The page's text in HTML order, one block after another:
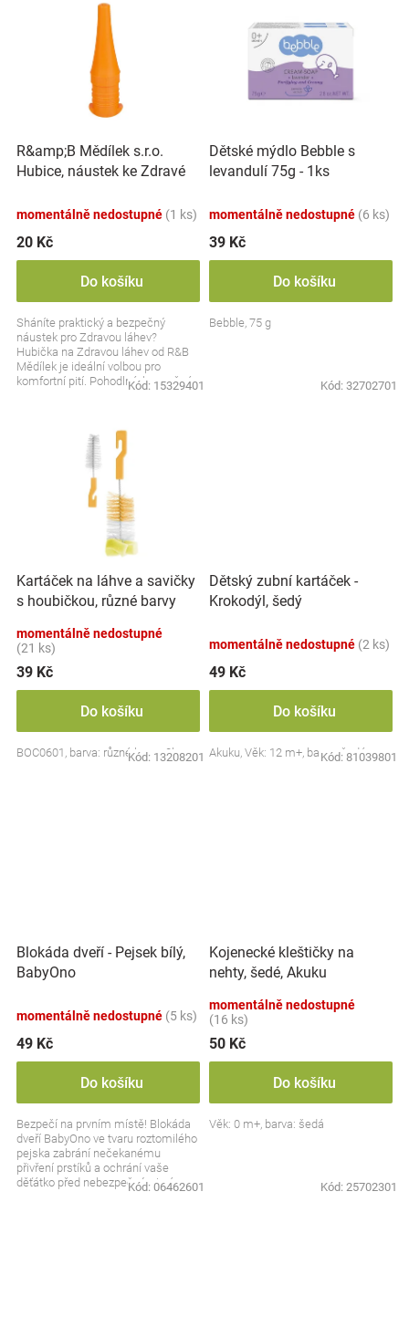
ůo
d
u
t
ů
R&amp;B Mědílek s.r.o.
Hubice, náustek ke Zdravé
momentálně nedostupné (1 ks)
20 Kč
Do košíku
Sháníte praktický a bezpečný
náustek pro Zdravou láhev?
Hubička na Zdravou láhev od R&B
Mědílek je ideální volbou pro
komfortní pití. Pohodlná, bezpečná
Kód: 15329401
Dětské mýdlo Bebble s
levandulí 75g - 1ks
momentálně nedostupné (6 ks)
39 Kč
Do košíku
Bebble, 75 g
Kód: 32702701
Kartáček na láhve a savičky
s houbičkou, různé barvy
momentálně nedostupné
(21 ks)
39 Kč
Do košíku
BOC0601, barva: různé barvy, 2ks
Kód: 13208201
Dětský zubní kartáček -
Krokodýl, šedý
momentálně nedostupné (2 ks)
49 Kč
Do košíku
Akuku, Věk: 12 m+, barva: šedá
Kód: 81039801
Blokáda dveří - Pejsek bílý,
BabyOno
momentálně nedostupné (5 ks)
49 Kč
Do košíku
Bezpečí na prvním místě! Blokáda
dveří BabyOno ve tvaru roztomilého
pejska zabrání nečekanému
přivření prstíků a ochrání vaše
děťátko před nebezpečnými nárazy.
Kód: 06462601
Kojenecké kleštičky na
nehty, šedé, Akuku
momentálně nedostupné
(16 ks)
50 Kč
Do košíku
Věk: 0 m+, barva: šedá
Kód: 25702301